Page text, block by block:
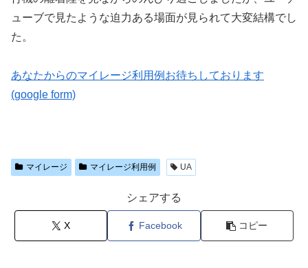
ューブで見たような迫力ある場面が見られて大変結構でし
た。
あなたからのマイレージ利用例お待ちしております
(google form)
マイレージ マイレージ利用例 UA
シェアする
X Facebook コピー